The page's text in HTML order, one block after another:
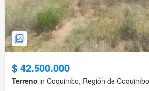
$ 42.500.000
Terreno in Coquimbo, Región de Coquimbo